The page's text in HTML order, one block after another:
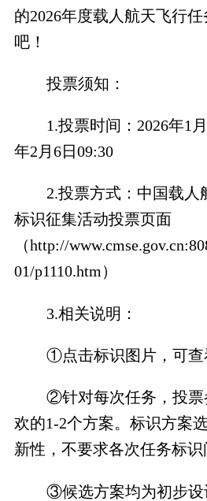
的2026年度载人航天飞行
吧！
投票须知：
1.投票时间：2026年1
年2月6日09:30
2.投票方式：中国载人
标识征集活动投票页面
（http://
01/p1110.htm）
3.相关说明：
①点击标识图片，可查
②针对每次任务，投票
欢的1-2个方案。标识方案
新性，不要求各次任务标识
③候选方案均为初步设